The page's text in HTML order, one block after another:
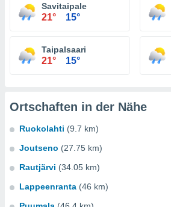
Savitaipale
21° 15°
Taipalsaari
21° 15°
Ortschaften in der Nähe
Ruokolahti (9.7 km)
Joutseno (27.75 km)
Rautjärvi (34.05 km)
Lappeenranta (46 km)